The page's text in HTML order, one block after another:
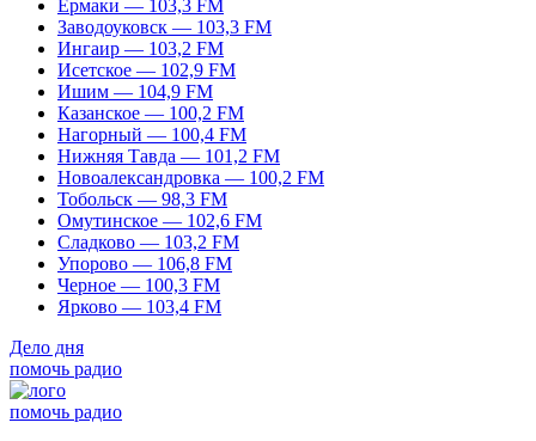
Ермаки — 103,3 FM
Заводоуковск — 103,3 FM
Ингаир — 103,2 FM
Исетское — 102,9 FM
Ишим — 104,9 FM
Казанское — 100,2 FM
Нагорный — 100,4 FM
Нижняя Тавда — 101,2 FM
Новоалександровка — 100,2 FM
Тобольск — 98,3 FM
Омутинское — 102,6 FM
Сладково — 103,2 FM
Упорово — 106,8 FM
Черное — 100,3 FM
Ярково — 103,4 FM
Дело дня
помочь радио
помочь радио